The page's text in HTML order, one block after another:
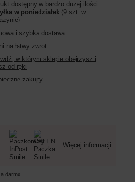
dostępny w bardzo dużej ilości
w poniedziałek (9 szt. w
i szybka dostawa
na łatwy zwrot
w którym sklepie obejrzysz i
od ręki
zakupy
Więcej informacji
darmo.